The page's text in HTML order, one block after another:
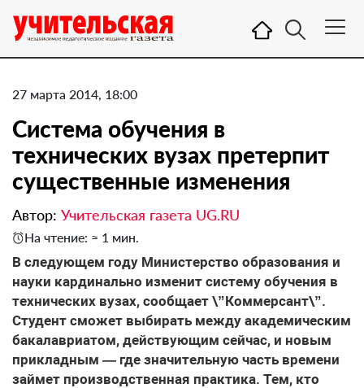
27 марта 2014, 18:00
Система обучения в
технических вузах претерпит
существенные изменения
Автор: Учительская газета UG.RU
На чтение: ≈ 1 мин.
В следующем году Министерство образования и
науки кардинально изменит систему обучения в
технических вузах, сообщает \”Коммерсант\”.
Студент сможет выбирать между академическим
бакалавриатом, действующим сейчас, и новым
прикладным — где значительную часть времени
займет производственная практика. Тем, кто